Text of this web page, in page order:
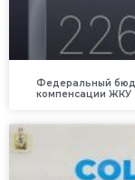
Федеральный
компенсации ЖКУ